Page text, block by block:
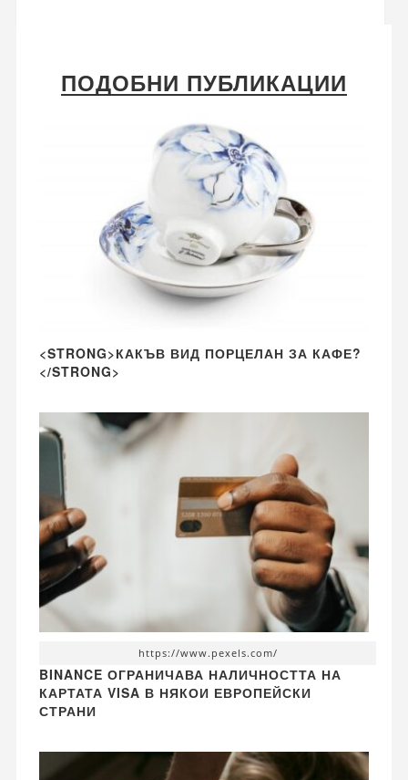
ПОДОБНИ ПУБЛИКАЦИИ
<STRONG>КАКЪВ ВИД ПОРЦЕЛАН ЗА КАФЕ?
</STRONG>
https://www.pexels.com/
BINANCE ОГРАНИЧАВА НАЛИЧНОСТТА НА
КАРТАТА VISA В НЯКОИ ЕВРОПЕЙСКИ
СТРАНИ